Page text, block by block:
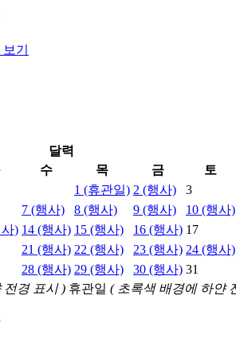
기
달력
수 목 금
토
1 (휴관일) 2 (행사)
3
7 (행사) 8 (행사) 9 (행사) 10 (행사)
) 14 (행사) 15 (행사) 16 (행사) 17
21 (행사) 22 (행사) 23 (행사) 24 (행사)
28 (행사) 29 (행사) 30 (행사) 31
전경 표시 ) 휴관일 ( 초록색 배경에 하얀